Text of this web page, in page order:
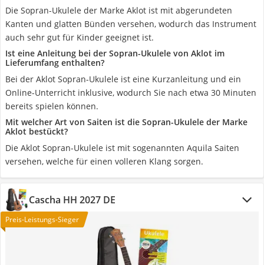
Die Sopran-Ukulele der Marke Aklot ist mit abgerundeten
Kanten und glatten Bünden versehen, wodurch das Instrument
auch sehr gut für Kinder geeignet ist.
Ist eine Anleitung bei der Sopran-Ukulele von Aklot im
Lieferumfang enthalten?
Bei der Aklot Sopran-Ukulele ist eine Kurzanleitung und ein
Online-Unterricht inklusive, wodurch Sie nach etwa 30 Minuten
bereits spielen können.
Mit welcher Art von Saiten ist die Sopran-Ukulele der Marke
Aklot bestückt?
Die Aklot Sopran-Ukulele ist mit sogenannten Aquila Saiten
versehen, welche für einen volleren Klang sorgen.
Cascha HH 2027 DE
Preis-Leistungs-Sieger